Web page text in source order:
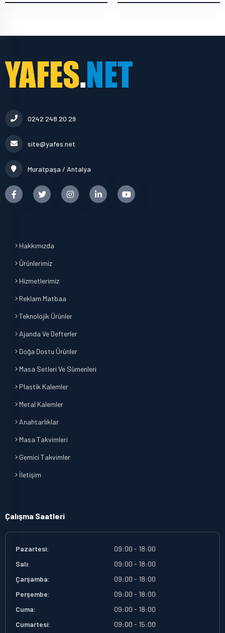
0242 248 20 29
site@yafes.net
Muratpaşa / Antalya
Hakkımızda
Ürünlerimiz
Hizmetlerimiz
Reklam Matbaa
Teknolojik Ürünler
Ajanda Ve Defterler
Doğa Dostu Ürünler
Masa Setleri Ve Sümenleri
Plastik Kalemler
Metal Kalemler
Anahtarlıklar
Masa Takvimleri
Gemici Takvimler
İletişim
Çalışma Saatleri
Pazartesi:
09:00 - 18:00
Salı:
09:00 - 18:00
Çarşamba:
09:00 - 18:00
Perşembe:
09:00 - 18:00
Cuma:
09:00 - 18:00
Cumartesi:
09:00 - 15:00